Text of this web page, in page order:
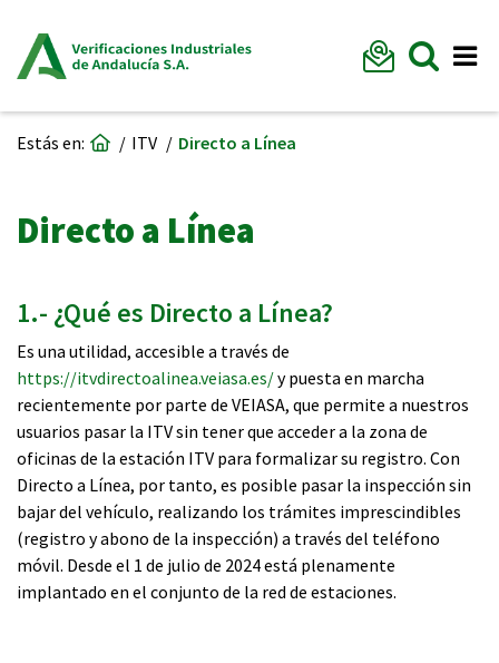
Estás en: Ir a página de inicio
ITV Directo a Línea
Directo a Línea
1.- ¿Qué es Directo a Línea?
Es una utilidad, accesible a través de
https://itvdirectoalinea.veiasa.es/y puesta en marcha
recientemente por parte de VEIASA, que permite a nuestros
usuarios pasar la ITV sin tener que acceder a la zona de
oficinas de la estación ITV para formalizar su registro. Con
Directo a Línea, por tanto, es posible pasar la inspección sin
bajar del vehículo, realizando los trámites imprescindibles
(registro y abono de la inspección) a través del teléfono
móvil. Desde el 1 de julio de 2024 está plenamente
implantado en el conjunto de la red de estaciones.